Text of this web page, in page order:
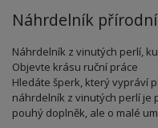
Náhrdelník
Náhrdelník z vinutých perlí,
Objevte krásu ruční práce
Hledáte šperk, který vypráví
náhrdelník z vinutých perlí je
pouhý doplněk, ale o malé